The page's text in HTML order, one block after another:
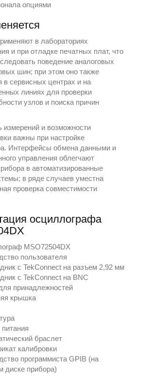
опциями
в лабораториях
и при отладке печатных плат, что
поведение аналоговых
шин; при этом оно также
в сервисных центрах и на
линиях для проверки
узлов и поиска причин
измерений и возможности
важны при настройке
Интерфейсы обмена данными и
управления облегчают
в автоматизированные
в ряде случаев уместна
проверка совместимости
осциллографа
MSO72504DX
пользователя
с TekConnect на разъем 2,92 мм
с TekConnect на BNC
принадлежностей
крышка
браслет
калибровки
программиста GPIB (на
диске прибора)